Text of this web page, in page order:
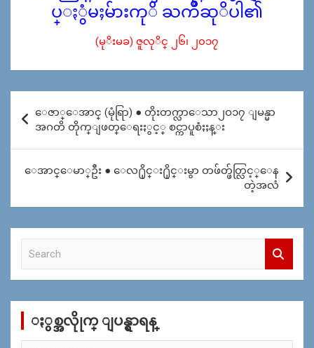
ပ္ႏွံမႈမ်ားကုိ ႀကိဳဆုိပါ၏
(မုိးမခ) ဇူလုိင္ ၂၆၊ ၂၀၁၇
navigation
ေဇာ္ေအာင္ (မုံရြာ) ● တိုးတက္လာေသာ၂ဝ၁၇ ျမန္မာ
အဂတိ တိုက္ျဖတ္ေရးႏွင့္ စင္ကာပူစံႏႈန္း
ေအာင္ေမာ္ဦး ● ေလ႐ိုင္း႐ိုင္းမွာ တဖ်တ္ဖ်တ္လြင့္ေန
တဲ့အလံ
c
ႏွစ္အလိုုက္ ျပန္ရွာရန္